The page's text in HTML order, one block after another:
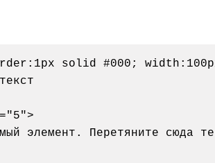
solid #000;
элемент. Перетяните сюда